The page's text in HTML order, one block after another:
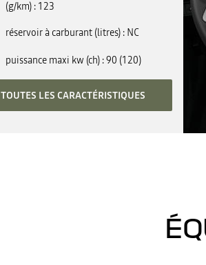
(g/km) 123
réservoir à carburant (litres) NC
puissance maxi kw (ch) 90 (120)
TOUTES LES CARACTÉRISTIQUES